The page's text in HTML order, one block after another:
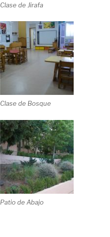
Clase de Jirafa
Clase de Bosque
Patio de Abajo